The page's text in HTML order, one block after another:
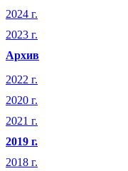
2024 г.
2023 г.
Архив
2022 г.
2020 г.
2021 г.
2019 г.
2018 г.